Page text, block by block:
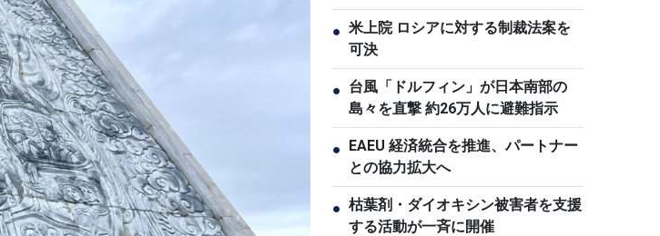
● 米上院 ロシアに対する制裁法案を
可決
● 台風「ドルフィン」が日本南部の
島々を直撃 約26万人に避難指示
● EAEU 経済統合を推進、パートナー
との協力拡大へ
● 枯葉剤・ダイオキシン被害者を支援
する活動が一斉に開催